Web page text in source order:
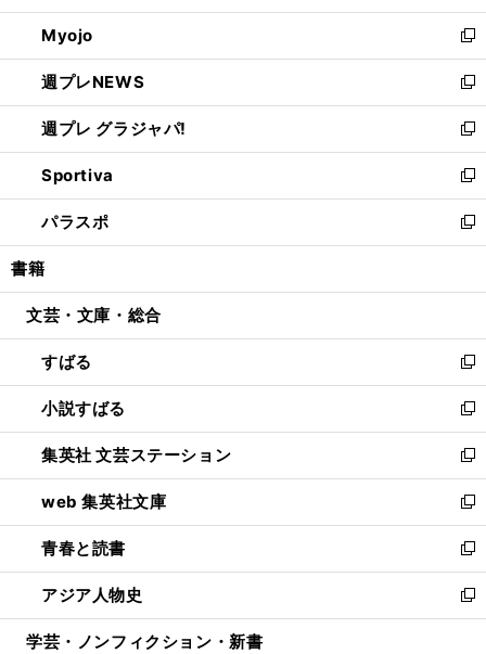
開
く
ウ
で
開
く
ン
ド
ウ
で
開
く
ウ
ィ
ン
ド
ウ
で
開
く
Myojo
新
し
い
ウ
ィ
ン
ド
ウ
で
開
週プレNEWS
新
し
い
ウ
ィ
ン
ド
ウ
開
週プレ グラジャパ!
新
し
い
ウ
ィ
ン
ウ
開
く
Sportiva
新
し
い
ウ
ン
ウ
で
開
く
パラスポ
新
し
ウ
ン
ド
ウ
で
開
く
書籍
文芸・文庫・総合
すばる
新
し
い
ウ
ィ
ン
ド
ウ
で
開
く
小説すばる
新
し
い
ウ
ィ
ン
ド
ウ
で
開
集英社 文芸ステーション
新
し
い
ウ
ィ
ン
ド
ウ
web 集英社文庫
新
し
い
ウ
ィ
ン
青春と読書
新
し
い
ウ
アジア人物史
新
し
学芸・ノンフィクション・新書